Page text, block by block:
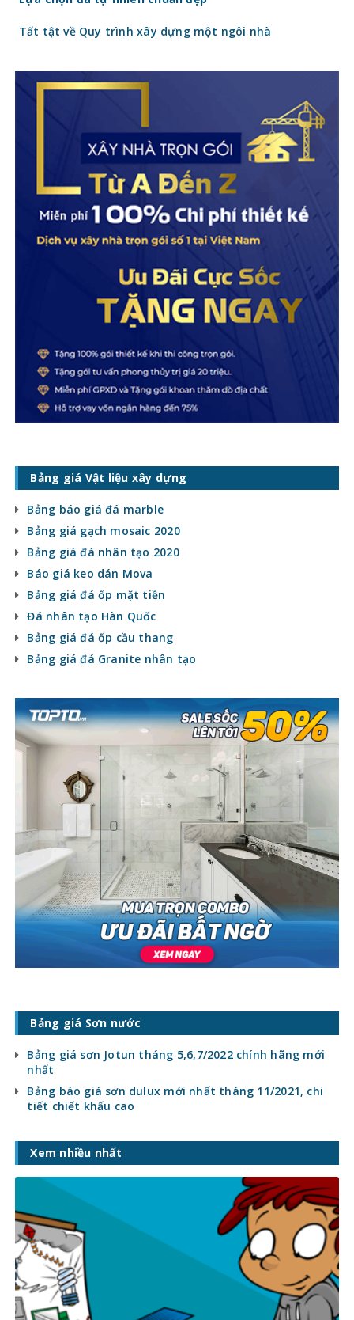
Tất tật về Quy trình xây dựng một ngôi nhà
Bảng giá Vật liệu xây dựng
Bảng báo giá đá marble
Bảng giá gạch mosaic 2020
Bảng giá đá nhân tạo 2020
Báo giá keo dán Mova
Bảng giá đá ốp mặt tiền
Đá nhân tạo Hàn Quốc
Bảng giá đá ốp cầu thang
Bảng giá đá Granite nhân tạo
Bảng giá Sơn nước
Bảng giá sơn Jotun tháng 5,6,7/2022 chính hãng mới
nhất
Bảng báo giá sơn dulux mới nhất tháng 11/2021, chi
tiết chiết khấu cao
Xem nhiều nhất